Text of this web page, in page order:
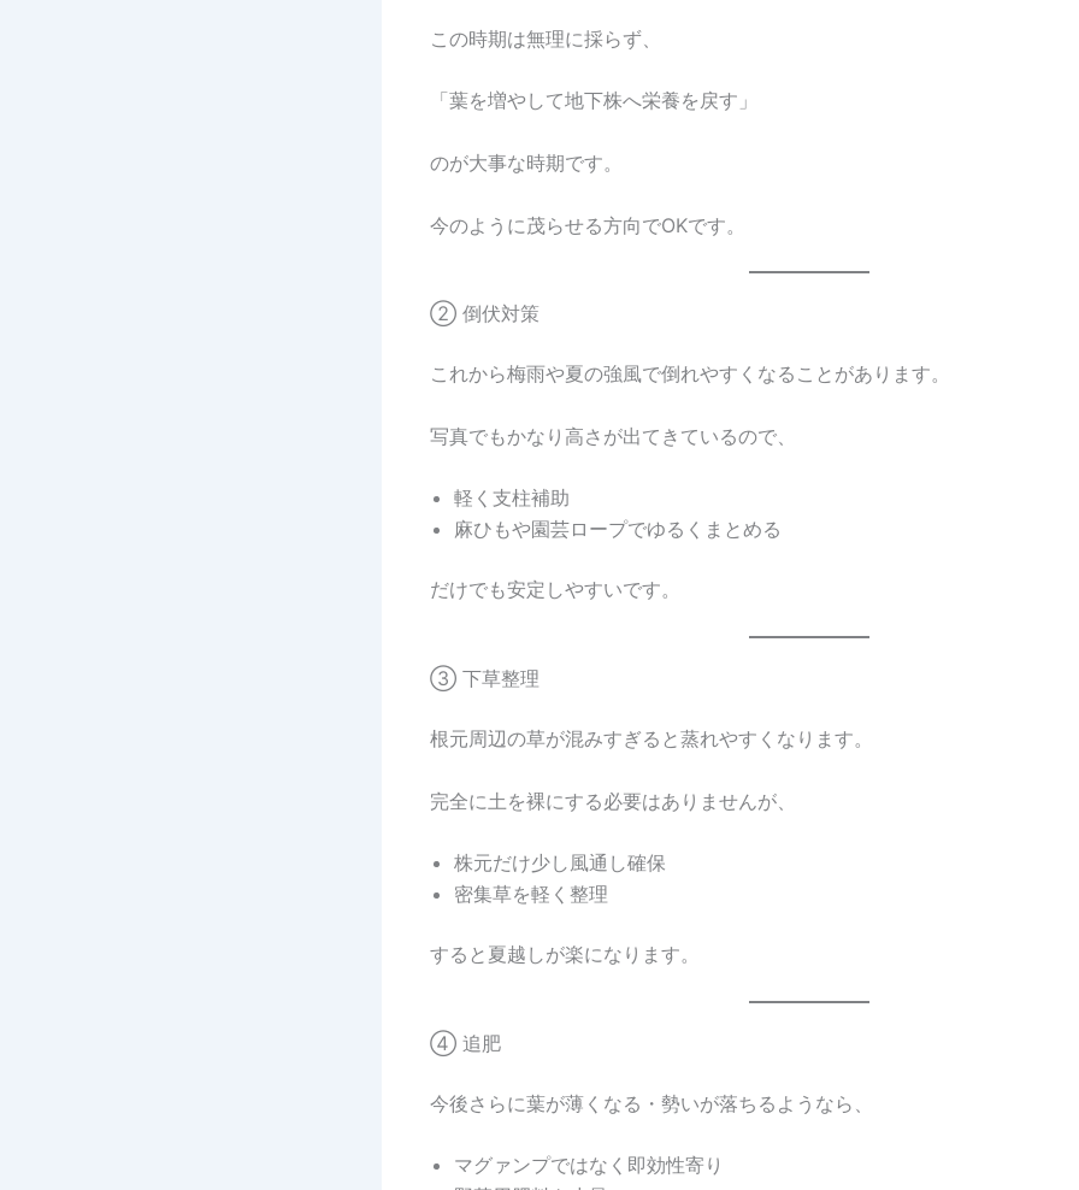
この時期は無理に採らず、
「葉を増やして地下株へ栄養を戻す」
のが大事な時期です。
今のように茂らせる方向でOKです。
② 倒伏対策
これから梅雨や夏の強風で倒れやすくなることがあります。
写真でもかなり高さが出てきているので、
軽く支柱補助
麻ひもや園芸ロープでゆるくまとめる
だけでも安定しやすいです。
③ 下草整理
根元周辺の草が混みすぎると蒸れやすくなります。
完全に土を裸にする必要はありませんが、
株元だけ少し風通し確保
密集草を軽く整理
すると夏越しが楽になります。
④ 追肥
今後さらに葉が薄くなる・勢いが落ちるようなら、
マグァンプではなく即効性寄り